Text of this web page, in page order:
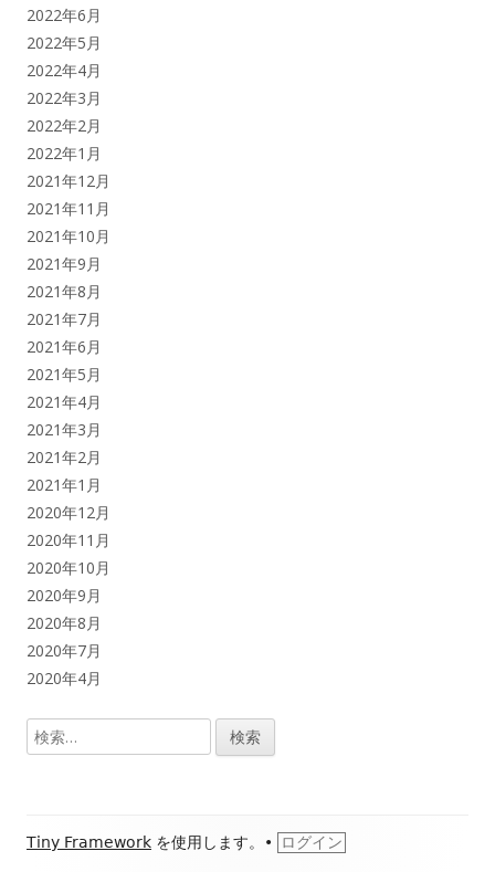
2022年6月
2022年5月
2022年4月
2022年3月
2022年2月
2022年1月
2021年12月
2021年11月
2021年10月
2021年9月
2021年8月
2021年7月
2021年6月
2021年5月
2021年4月
2021年3月
2021年2月
2021年1月
2020年12月
2020年11月
2020年10月
2020年9月
2020年8月
2020年7月
2020年4月
検
索:
フ
Tiny Framework を使用します。 • ログイン